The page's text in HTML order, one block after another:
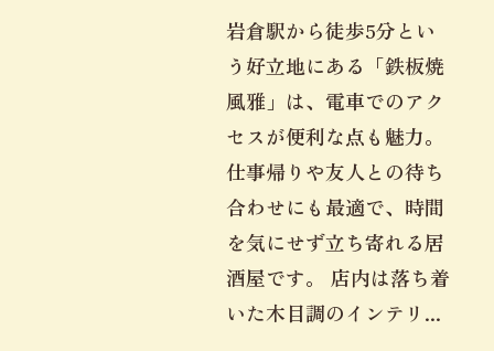
岩倉駅から徒歩5分とい
う好立地にある「鉄板焼
風雅」は、電車でのアク
セスが便利な点も魅力。
仕事帰りや友人との待ち
合わせにも最適で、時間
を気にせず立ち寄れる居
酒屋です。 店内は落ち着
いた木目調のインテリ...